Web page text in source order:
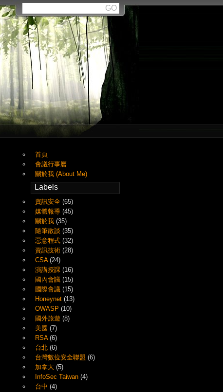
首頁
會議行事曆
關於我 (About Me)
Labels
資訊安全 (65)
媒體報導 (45)
關於我 (35)
隨筆散談 (35)
惡意程式 (32)
資訊技術 (28)
CSA (24)
演講授課 (16)
國內會議 (15)
國際會議 (15)
Honeynet (13)
OWASP (10)
國外旅遊 (8)
美國 (7)
RSA (6)
台北 (6)
台灣數位安全聯盟 (6)
加拿大 (5)
InfoSec Taiwan (4)
台中 (4)